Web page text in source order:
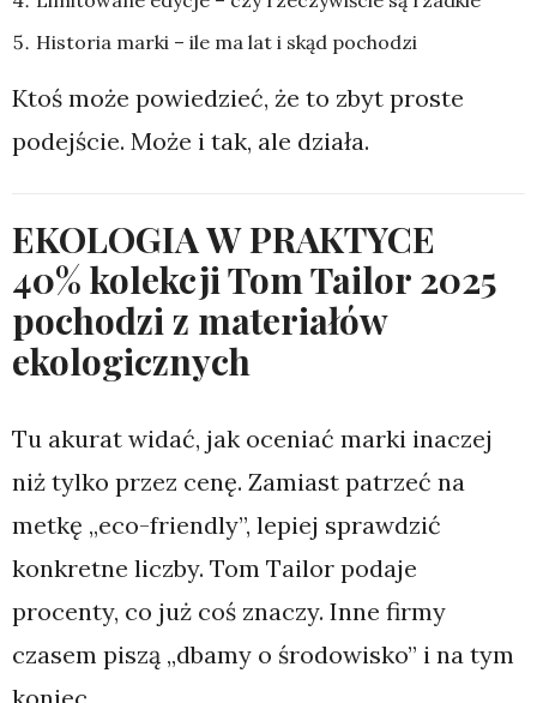
Historia marki – ile ma lat i skąd pochodzi
Ktoś może powiedzieć, że to zbyt proste
podejście. Może i tak, ale działa.
EKOLOGIA W PRAKTYCE
40% kolekcji Tom Tailor 2025
pochodzi z materiałów
ekologicznych
Tu akurat widać, jak oceniać marki inaczej
niż tylko przez cenę. Zamiast patrzeć na
metkę „eco-friendly”, lepiej sprawdzić
konkretne liczby. Tom Tailor podaje
procenty, co już coś znaczy. Inne firmy
czasem piszą „dbamy o środowisko” i na tym